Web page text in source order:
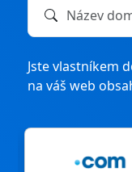
Název
Jste vlastníkem
na váš web